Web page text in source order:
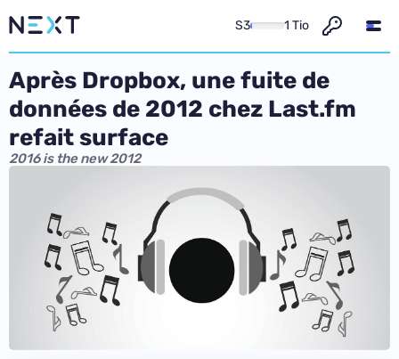
S3 1 Tio
Après Dropbox, une fuite de
données de 2012 chez Last.fm
refait surface
2016 is the new 2012